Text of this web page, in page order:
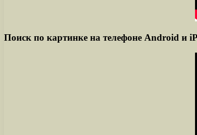
Поиск по картинке на телефоне Android и